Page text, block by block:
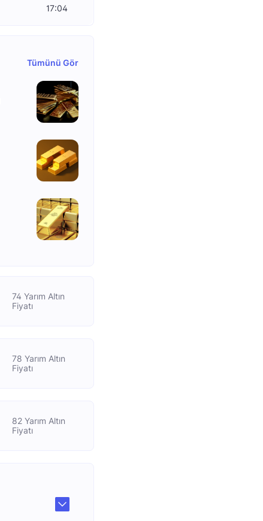
17:04
Tümünü Gör
74 Yarım Altın
Fiyatı
78 Yarım Altın
Fiyatı
82 Yarım Altın
Fiyatı